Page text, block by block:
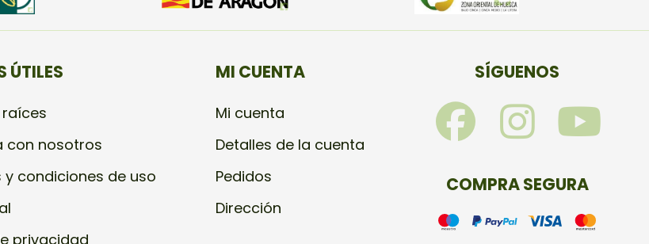
ÚTILES
con nosotros
y condiciones de uso
privacidad
MI CUENTA
Mi cuenta
Detalles de la cuenta
Pedidos
Dirección
SÍGUENOS
F
a
c
I
n
s
Y
u
COMPRA SEGURA